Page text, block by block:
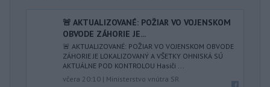
🚨 AKTUALIZOVANÉ: POŽIAR VO VOJENSKOM
OBVODE ZÁHORIE JE...
🚨 AKTUALIZOVANÉ: POŽIAR VO VOJENSKOM OBVODE
ZÁHORIE JE LOKALIZOVANÝ A VŠETKY OHNISKÁ SÚ
AKTUÁLNE POD KONTROLOU Hasiči ...
včera 20:10 | Ministerstvo vnútra SR